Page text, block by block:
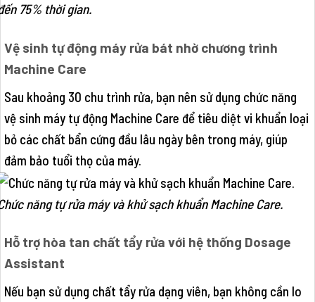
75% thời gian.
Vệ sinh tự động máy rửa bát nhờ chương trình
Machine Care
Sau khoảng 30 chu trình rửa, bạn nên sử dụng chức năng
vệ sinh máy tự động Machine Care để tiêu diệt vi khuẩn loại
bỏ các chất bẩn cứng đầu lâu ngày bên trong máy, giúp
đảm bảo tuổi thọ của máy.
năng tự rửa máy và khử sạch khuẩn Machine Care.
Hỗ trợ hòa tan chất tẩy rửa với hệ thống Dosage
Assistant
Nếu bạn sử dụng chất tẩy rửa dạng viên, bạn không cần lo